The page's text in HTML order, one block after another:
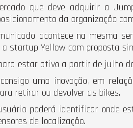
que deve adquirir a
da organização
acontece na mesma
a startup Yellow com proposta
estar ativo a partir de julho
uma inovação, em
retirar ou devolver as bikes.
poderá identificar onde
de localização.